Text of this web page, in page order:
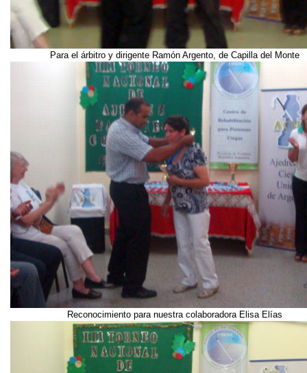
Para el árbitro y dirigente Ramón Argento, de Capilla del Monte
Reconocimiento para nuestra colaboradora Elisa Elías